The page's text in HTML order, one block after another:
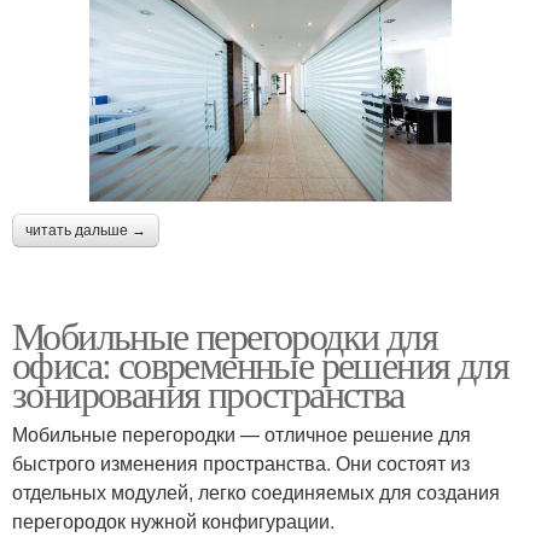
читать дальше →
Мобильные перегородки для
офиса: современные решения для
зонирования пространства
Мобильные перегородки — отличное решение для
быстрого изменения пространства. Они состоят из
отдельных модулей, легко соединяемых для создания
перегородок нужной конфигурации.